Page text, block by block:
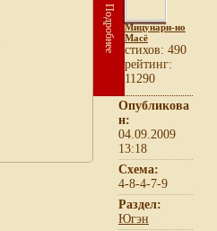
Подробнее
Мицунари-но
Масё
cтихов: 490
рейтинг:
11290
Опубликова
н:
04.09.2009
13:18
Схема:
4-8-4-7-9
Раздел:
Югэн